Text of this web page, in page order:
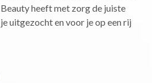
heeft met zorg de juiste
uitgezocht en voor je op een rij